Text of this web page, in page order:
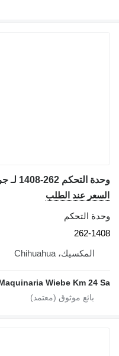
السعر عند الطلب
وحدة التحكم
262-1408
المكسيك، Chihuahua
Wiebe Km 24 Sa